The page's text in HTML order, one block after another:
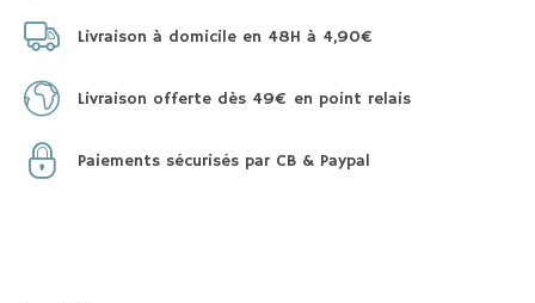
Livraison à domicile en 48H à 4,90€
Livraison offerte dès 49€ en point relais
Paiements sécurisés par CB & Paypal